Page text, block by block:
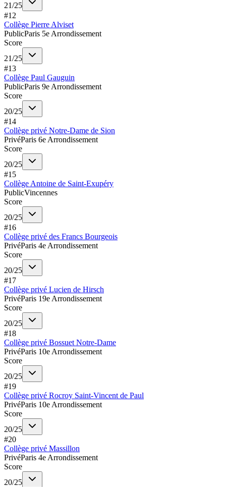
21/25
#12
Collège Pierre Alviset
PublicParis 5e Arrondissement
Score
21/25
#13
Collège Paul Gauguin
PublicParis 9e Arrondissement
Score
20/25
#14
Collège privé Notre-Dame de Sion
PrivéParis 6e Arrondissement
Score
20/25
#15
Collège Antoine de Saint-Exupéry
PublicVincennes
Score
20/25
#16
Collège privé des Francs Bourgeois
PrivéParis 4e Arrondissement
Score
20/25
#17
Collège privé Lucien de Hirsch
PrivéParis 19e Arrondissement
Score
20/25
#18
Collège privé Bossuet Notre-Dame
PrivéParis 10e Arrondissement
Score
20/25
#19
Collège privé Rocroy Saint-Vincent de Paul
PrivéParis 10e Arrondissement
Score
20/25
#20
Collège privé Massillon
PrivéParis 4e Arrondissement
Score
20/25